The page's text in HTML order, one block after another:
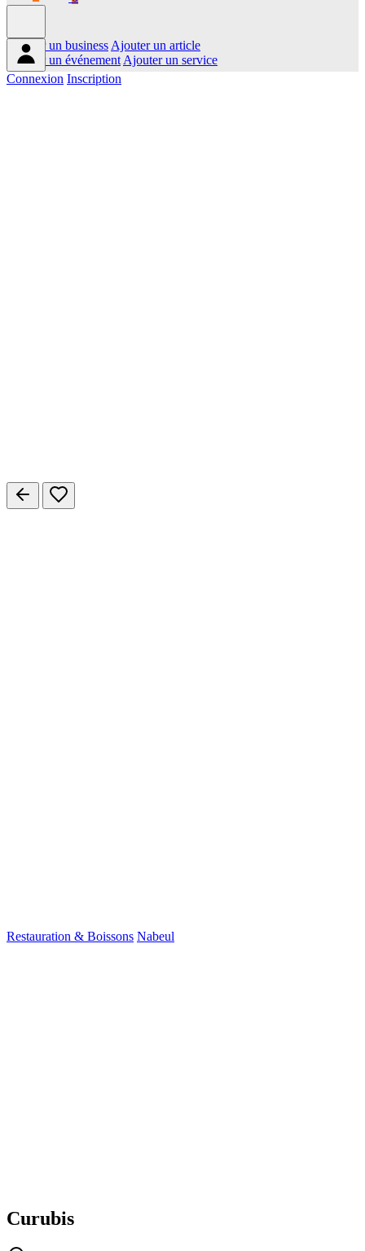
Ajouter un business Ajouter un article
Ajouter un événement Ajouter un service
Connexion Inscription
Restauration & Boissons Nabeul
Curubis